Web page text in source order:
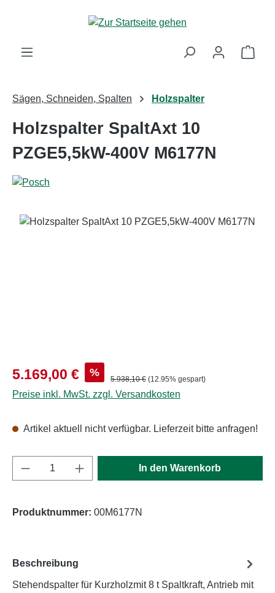
Zum Hauptinhalt springen
Sägen, Schneiden, Spalten Holzspalter
Holzspalter SpaltAxt 10
PZGE5,5kW-400V M6177N
Bildergalerie überspringen
Verkaufspreis:
5.169,00 € % Regulärer Preis:
5.938,10 € (12.95% gespart)
Preise inkl. MwSt. zzgl. Versandkosten
Artikel aktuell nicht verfügbar. Lieferzeit bitte anfragen!
Produkt Anzahl: Gib den gewünschten
In den Warenkorb
Produktnummer: 00M6177N
Beschreibung
Stehendspalter für Kurzholzmit 8 t Spaltkraft, Antrieb mit